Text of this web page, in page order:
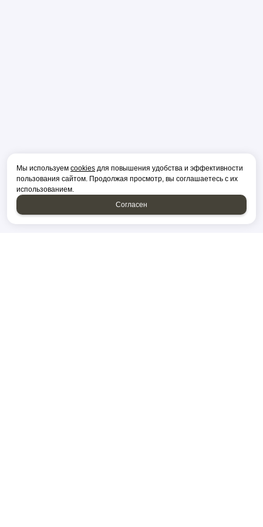
Мы используем cookies для повышения удобства и эффективности
пользования сайтом. Продолжая просмотр, вы соглашаетесь с их
использованием.
Согласен